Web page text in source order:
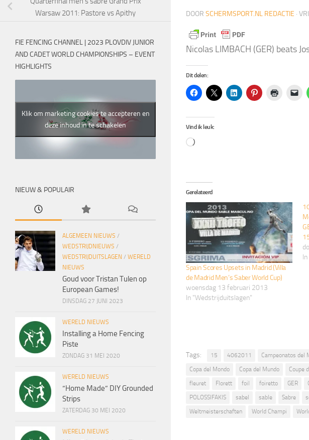
DOOR SCHERMSPORT.NL REDACTIE ·
Nicolas LIMBACH (GER) beats
Dit delen:
Vind ik leuk:
Aan
Gerelateerd
Spain Scores Upsets in Madrid (Villa
de Madrid Men’s Saber World Cup)
woensdag 13 februari 2013
In "Wedstrijduitslagen"
Tags: 15 4062011 Campeonatos del
Copa del Mondo
Copa del Mundo Coupe
fleuret
Florett foil foiretto GER
POLOSSIFAKIS
sabel sable Sabre
Weltmeisterschaften
World Champi
Warsaw 2011: Pastore vs Apithy
FIE FENCING CHANNEL | 2023 PLOVDIV JUNIOR
AND CADET WORLD CHAMPIONSHIPS – EVENT
HIGHLIGHTS
Klik om marketing cookies te accepteren en
deze inhoud in te schakelen
NIEUW & POPULAIR
ALGEMEEN NIEUWS /
WEDSTRIJDNIEUWS /
WEDSTRIJDUITSLAGEN / WERELD
NIEUWS
Goud voor Tristan Tulen op
European Games!
DINSDAG 27 JUNI 2023
WERELD NIEUWS
Installing a Home Fencing
Piste
ZONDAG 31 MEI 2020
WERELD NIEUWS
“Home Made” DIY Grounded
Strips
ZATERDAG 30 MEI 2020
WERELD NIEUWS